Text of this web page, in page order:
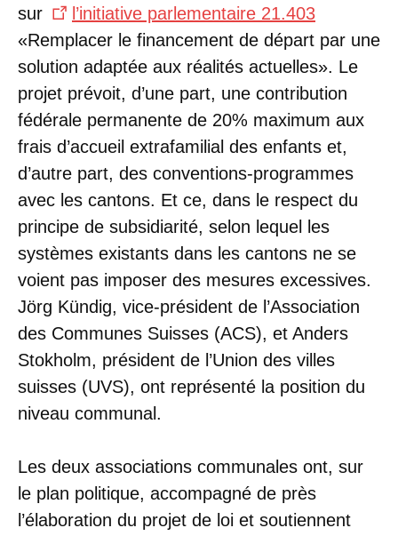
sur
l’initiative parlementaire 21.403
«Remplacer le financement de départ par une
solution adaptée aux réalités actuelles». Le
projet prévoit, d’une part, une contribution
fédérale permanente de 20% maximum aux
frais d’accueil extrafamilial des enfants et,
d’autre part, des conventions-programmes
avec les cantons. Et ce, dans le respect du
principe de subsidiarité, selon lequel les
systèmes existants dans les cantons ne se
voient pas imposer des mesures excessives.
Jörg Kündig, vice-président de l’Association
des Communes Suisses (ACS), et Anders
Stokholm, président de l’Union des villes
suisses (UVS), ont représenté la position du
niveau communal.
Les deux associations communales ont, sur
le plan politique, accompagné de près
l’élaboration du projet de loi et soutiennent